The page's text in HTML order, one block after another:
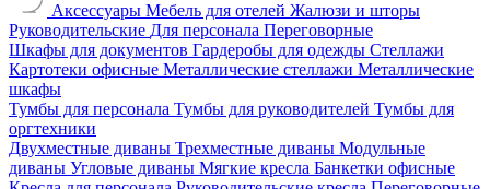
Аксессуары Мебель для отелей Жалюзи и шторы
Руководительские Для персонала Переговорные
Шкафы для документов Гардеробы для одежды Стеллажи
Картотеки офисные Металлические стеллажи Металлические
шкафы
Тумбы для персонала Тумбы для руководителей Тумбы для
оргтехники
Двухместные диваны Трехместные диваны Модульные
диваны Угловые диваны Мягкие кресла Банкетки офисные